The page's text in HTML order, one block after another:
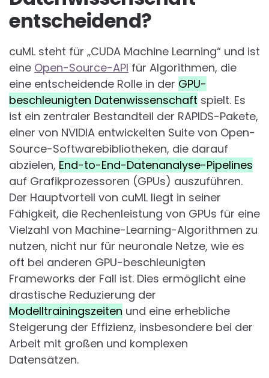
entscheidend?
cuML steht für „CUDA Machine Learning“ und ist
eine Open-Source-API für Algorithmen, die
eine entscheidende Rolle in der GPU-
beschleunigten Datenwissenschaft spielt. Es
ist ein zentraler Bestandteil der RAPIDS-Pakete,
einer von NVIDIA entwickelten Suite von Open-
Source-Softwarebibliotheken, die darauf
abzielen, End-to-End-Datenanalyse-Pipelines
auf Grafikprozessoren (GPUs) auszuführen.
Der Hauptvorteil von cuML liegt in seiner
Fähigkeit, die Rechenleistung von GPUs für eine
Vielzahl von Machine-Learning-Algorithmen zu
nutzen, nicht nur für neuronale Netze, wie es
oft bei anderen GPU-beschleunigten
Frameworks der Fall ist. Dies ermöglicht eine
drastische Reduzierung der
Modelltrainingszeiten und eine erhebliche
Steigerung der Effizienz, insbesondere bei der
Arbeit mit großen und komplexen
Datensätzen.